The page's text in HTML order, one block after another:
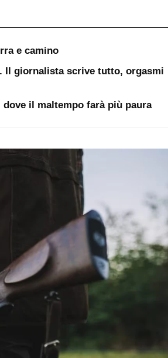
e camino
Il giornalista scrive tutto, orgasmi
il maltempo farà più paura